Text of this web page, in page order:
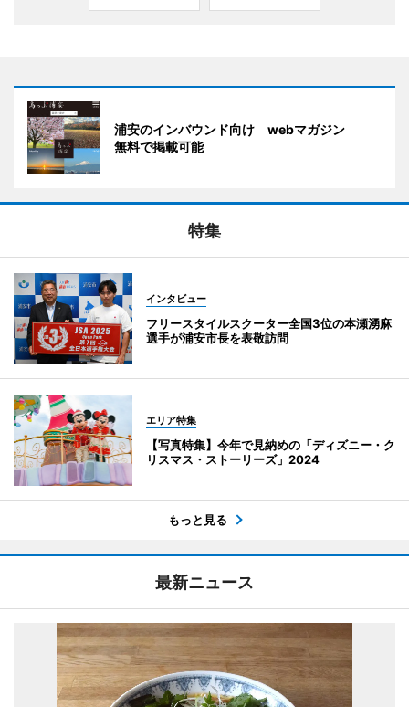
浦安のインバウンド向け webマガジン
無料で掲載可能
特集
インタビュー
フリースタイルスクーター全国3位の本瀬湧麻
選手が浦安市長を表敬訪問
エリア特集
【写真特集】今年で見納めの「ディズニー・ク
リスマス・ストーリーズ」2024
もっと見る
最新ニュース